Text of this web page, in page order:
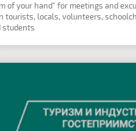
of your hand" for meetings and
tourists, locals, volunteers,
students